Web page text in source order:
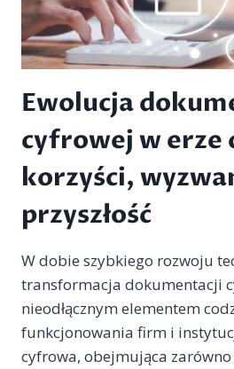
Ewolucja
cyfrowej w erze
korzyści,
przyszłość
W dobie szybkiego rozwoju
transformacja dokumentacji
nieodłącznym elementem
funkcjonowania firm i
cyfrowa, obejmująca